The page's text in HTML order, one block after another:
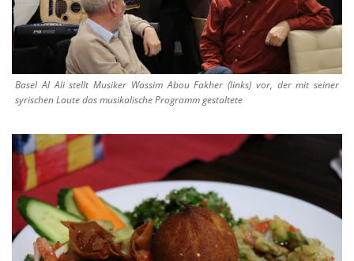
Basel Al Ali stellt Musiker Wassim Abou Fakher (links) vor, der mit seiner
syrischen Laute das musikalische Programm gestaltete